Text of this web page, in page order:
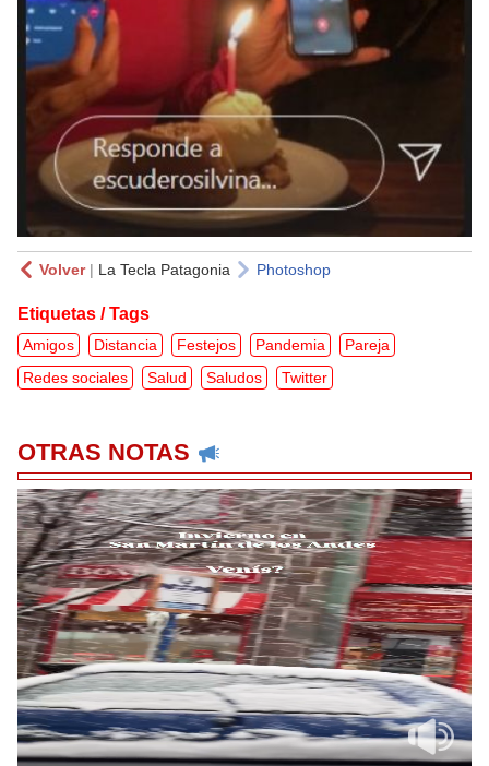
Volver| La Tecla Patagonia Photoshop
Etiquetas / Tags
Amigos Distancia Festejos Pandemia
Pareja
Redes sociales
Salud Saludos Twitter
OTRAS NOTAS